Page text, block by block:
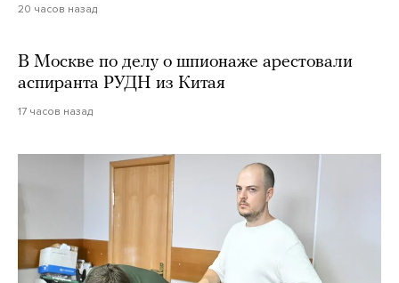
20 часов назад
В Москве по делу о шпионаже арестовали
аспиранта РУДН из Китая
17 часов назад